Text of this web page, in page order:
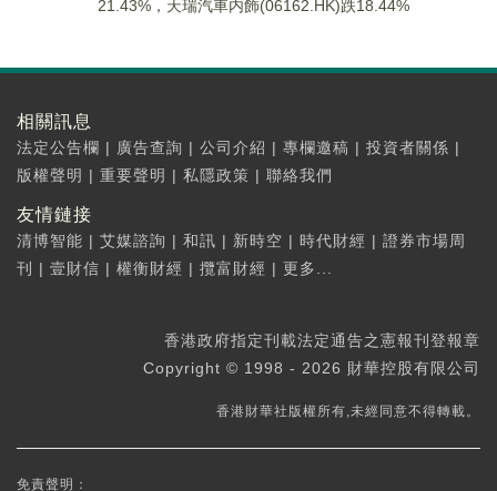
21.43%，天瑞汽車内飾(06162.HK)跌18.44%
相關訊息
法定公告欄 | 廣告查詢 | 公司介紹 | 專欄邀稿 | 投資者關係 |
版權聲明 | 重要聲明 | 私隱政策 | 聯絡我們
友情鏈接
清博智能 | 艾媒諮詢 | 和訊 | 新時空 | 時代財經 | 證券市場周
刊
| 壹財信 | 權衡財經 | 攬富財經 | 更多...
香港政府指定刊載法定通告之憲報刊登報章
Copyright © 1998 - 2026 財華控股有限公司
香港財華社版權所有,未經同意不得轉載。
免責聲明：